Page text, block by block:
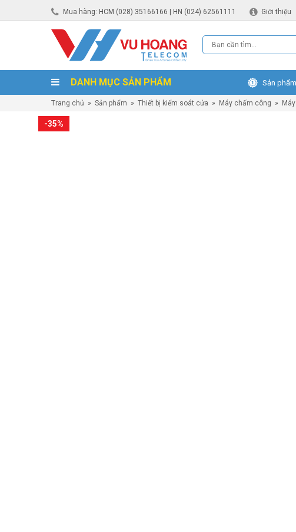
Mua hàng: HCM (028) 35166166 | HN (024) 62561111 Giới thiệu
DANH MỤC SẢN PHẨM Sản
Trang chủ » Sản phẩm » Thiết bị kiểm soát cửa » Máy chấm công »
-35%